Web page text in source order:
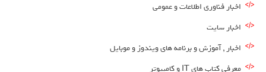
اخبار فناوری اطلاعات و عمومی
اخبار سایت
اخبار , آموزش و برنامه های ویندوز و موبایل
معرفی کتاب های IT و کامپیوتر